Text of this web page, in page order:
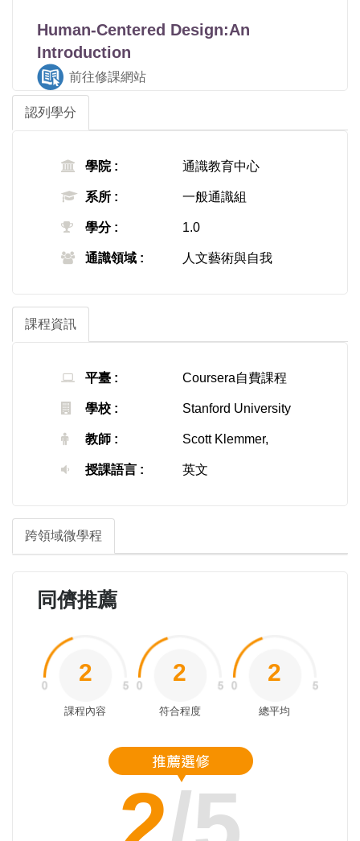
Human-Centered Design:An
Introduction
前往修課網站
認列學分
學院 : 通識教育中心
系所 : 一般通識組
學分 : 1.0
通識領域 : 人文藝術與自我
課程資訊
平臺 : Coursera自費課程
學校 : Stanford University
教師 : Scott Klemmer,
授課語言 : 英文
跨領域微學程
同儕推薦
2
課程內容
2
符合程度
2
總平均